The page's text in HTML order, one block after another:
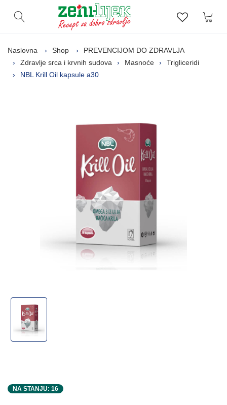
Otvori pretragu Lista
Naslovna Shop
PREVENCIJOM DO ZDRAVLJA
Zdravlje srca i krvnih sudova
Masnoće
Trigliceridi
NBL Krill Oil kapsule a30
NA STANJU: 16